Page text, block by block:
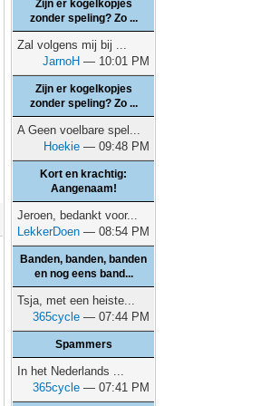
Zijn er kogelkopjes
zonder speling? Zo ...
Zal volgens mij bij ...
JarnoH — 10:01 PM
Zijn er kogelkopjes
zonder speling? Zo ...
A Geen voelbare spel...
Hoekie — 09:48 PM
Kort en krachtig:
Aangenaam!
Jeroen, bedankt voor...
LekkerDoen — 08:54 PM
Banden, banden, banden
en nog eens band...
Tsja, met een heiste...
365cycle — 07:44 PM
Spammers
In het Nederlands ...
365cycle — 07:41 PM